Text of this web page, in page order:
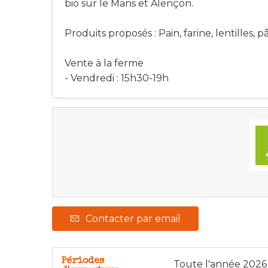
bio sur le Mans et Alençon.
Produits proposés : Pain, farine, lentilles,
Vente à la ferme
- Vendredi : 15h30-19h
Contacter par email
Périodes
Toute l'année 2026